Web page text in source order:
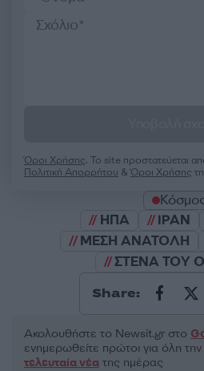
Όροι Χρήσης. Το site προστατεύεται
Πολιτική Απορρήτου &Όροι Χρήσης
ΗΠΑ
ΙΡΑΝ
ΜΕΣΗ ΑΝΑΤΟΛΗ
ΣΤΕΝΑ ΤΟΥ
Share:
Ακολουθήστε το Νewsit.gr στο
ενημερωθείτε πρώτοι για όλη
τελευταία νέα της ημέρας